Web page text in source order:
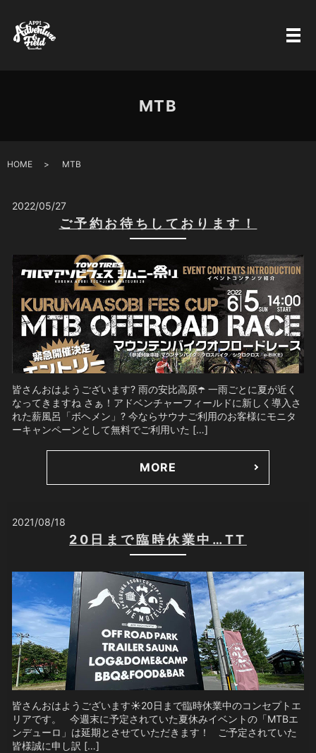
MTB
HOME MTB
2022/05/27
ご予約お待ちしております！
皆さんおはようございます? 雨の安比高原☂️ 一雨ごとに夏が近く
なってきますね さぁ！アドベンチャーフィールドに新しく導入さ
れた薪風呂「ボヘメン」? 今ならサウナご利用のお客様にモニタ
ーキャンペーンとして無料でご利用いた […]
MORE
2021/08/18
20日まで臨時休業中…TT
皆さんおはようございます☀20日まで臨時休業中のコンセプトエ
リアです。 今週末に予定されていた夏休みイベントの「MTBエ
ンデューロ」は延期とさせていただきます！ ご予定されていた
皆様誠に申し訳 […]